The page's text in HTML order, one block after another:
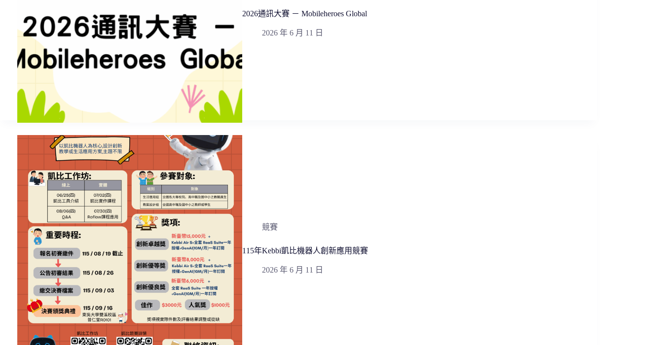
2026通訊大賽 － Mobileheroes Global
2026 年 6 月 11 日
競賽
115年Kebbi凱比機器人創新應用競賽
2026 年 6 月 11 日